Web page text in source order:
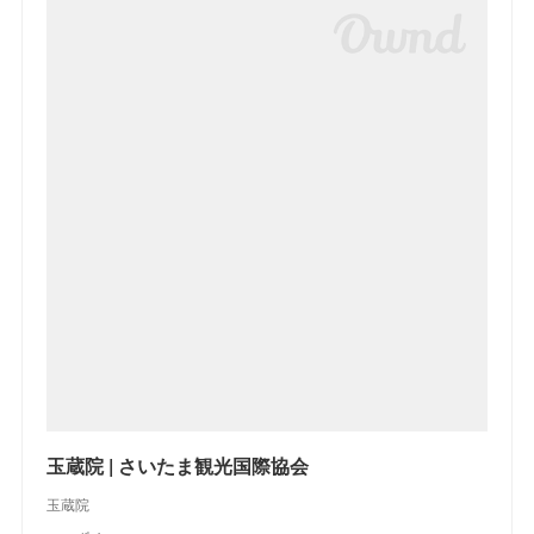
玉蔵院 | さいたま観光国際協会
玉蔵院